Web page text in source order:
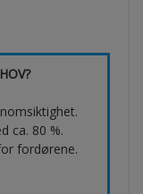
ca. 80 %.
fordørene.